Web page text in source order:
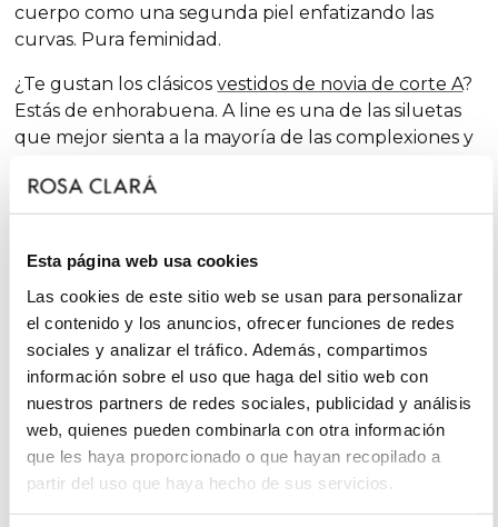
Esta página web usa cookies
Las cookies de este sitio web se usan para personalizar
el contenido y los anuncios, ofrecer funciones de redes
sociales y analizar el tráfico. Además, compartimos
información sobre el uso que haga del sitio web con
nuestros partners de redes sociales, publicidad y análisis
web, quienes pueden combinarla con otra información
que les haya proporcionado o que hayan recopilado a
partir del uso que haya hecho de sus servicios.
cuerpo como una segunda piel enfatizando las
curvas. Pura feminidad.
¿Te gustan los clásicosvestidos de novia de corte A?
Estás de enhorabuena.A line es una de las siluetas
que mejor sienta a la mayoría de las complexiones y
nuestras colecciones, siempre con dosis extra de
feminidad y sorprendentes acabados que renuevan
lado el glamur.
En cambio, si te declarasminimal bride,serás
partidaria del “menos es más” y considerarás que
entre losvestidos de novia sencillos hallarás tu mejor
aliado. ¡Te gustará la frescura de los conjuntos Rosa
Clará Soft!
Mientras que si habéis escogido los meses más fríos
del año -alejándoos de la época más cotizada para
bodas, bautizos y comuniones- para vuestra unión